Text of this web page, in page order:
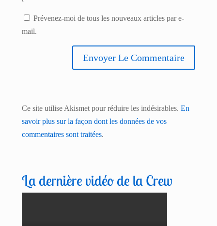
Prévenez-moi de tous les nouveaux articles par e-
mail.
Ce site utilise Akismet pour réduire les indésirables. En
savoir plus sur la façon dont les données de vos
commentaires sont traitées.
La dernière vidéo de la Crew